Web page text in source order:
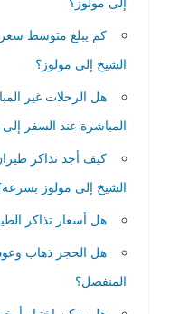
كم يبلغ متوسط سعر
الشيخ إلى مولوز؟
هل الرحلات غير المباشرة
المباشرة عند السفر إلى مولوز؟
كيف أجد تذاكر طيران
الشيخ إلى مولوز بسرعة؟
هل أسعار تذاكر الطيران
هل الحجز ذهاب وعودة
المنفصل؟